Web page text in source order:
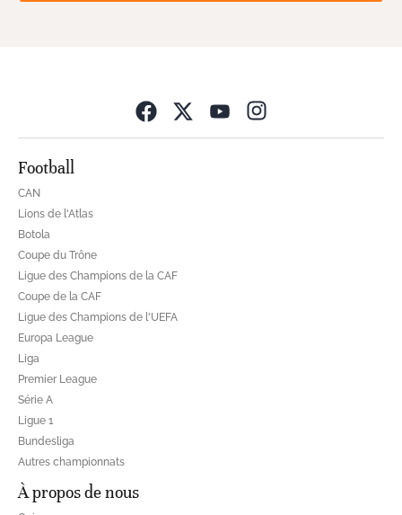
Football
CAN
Lions de l'Atlas
Botola
Coupe du Trône
Ligue des Champions de la CAF
Coupe de la CAF
Ligue des Champions de l'UEFA
Europa League
Liga
Premier League
Série A
Ligue 1
Bundesliga
Autres championnats
À propos de nous